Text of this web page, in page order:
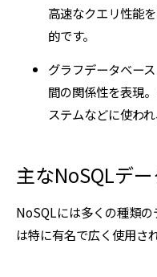
高速なクエリ性能
的です。
グラフデータベー
間の関係性を表現
ステムなどに使わ
主なNoSQLデ
NoSQLには多くの種類
は特に有名で広く使用さ